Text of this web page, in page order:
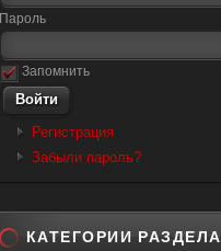
Пароль
Запомнить
Регистрация
Забыли пароль?
КАТЕГОРИИ РАЗДЕЛА